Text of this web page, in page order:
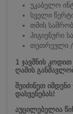
უკაბელო
სველი
თმის
ჰიგიენური
თეთრეული /
1 ჯავშნის
ღამის
შეიძინეთ
დასვენებას!
აუცილებელია